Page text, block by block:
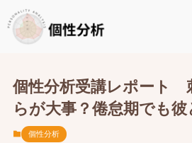
個性分析受講レポート
らが大事？倦怠期でも彼
個性分析